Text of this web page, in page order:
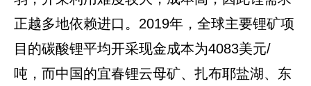
正越多地依赖进口。2019年，全球主要锂矿项
目的碳酸锂平均开采现金成本为4083美元/
吨，而中国的宜春锂云母矿、扎布耶盐湖、东